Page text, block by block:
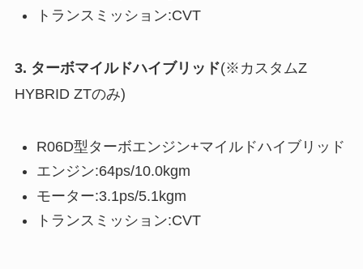
トランスミッション:CVT
3. ターボマイルドハイブリッド(※カスタムZ
HYBRID ZTのみ)
R06D型ターボエンジン+マイルドハイブリッド
エンジン:64ps/10.0kgm
モーター:3.1ps/5.1kgm
トランスミッション:CVT